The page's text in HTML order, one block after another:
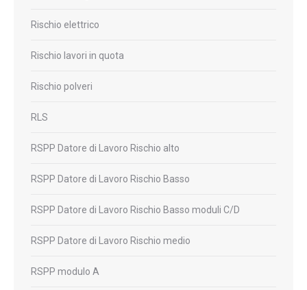
Rischio elettrico
Rischio lavori in quota
Rischio polveri
RLS
RSPP Datore di Lavoro Rischio alto
RSPP Datore di Lavoro Rischio Basso
RSPP Datore di Lavoro Rischio Basso moduli C/D
RSPP Datore di Lavoro Rischio medio
RSPP modulo A